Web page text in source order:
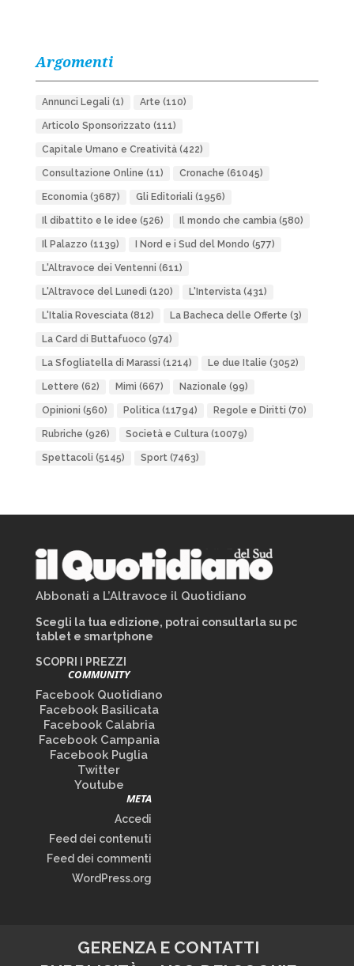
Argomenti
Annunci Legali (1) Arte (110)
Articolo Sponsorizzato (111)
Capitale Umano e Creatività(422)
Consultazione Online (11) Cronache (61045)
Economia(3687) Gli Editoriali (1956)
Il dibattito e le idee (526) Il mondo che cambia(580)
Il Palazzo (1139) I Nord e i Sud del Mondo (577)
L'Altravoce dei Ventenni (611)
L'Altravoce del Lunedì (120) L'Intervista(431)
L'Italia Rovesciata(812) La Bacheca delle Offerte (3)
La Card di Buttafuoco (974)
La Sfogliatella di Marassi (1214) Le due Italie (3052)
Lettere (62) Mimì (667) Nazionale (99)
Opinioni (560) Politica(11794) Regole e Diritti (70)
Rubriche (926) Società e Cultura(10079)
Spettacoli (5145) Sport(7463)
Abbonati a L’Altravoce il Quotidiano
Scegli la tua edizione, potrai consultarla su pc
tablet e smartphone
SCOPRI I PREZZI
COMMUNITY
Facebook Quotidiano
Facebook Basilicata
Facebook Calabria
Facebook Campania
Facebook Puglia
Twitter
Youtube
META
Accedi
Feed dei contenuti
Feed dei commenti
WordPress.org
GERENZA E CONTATTI